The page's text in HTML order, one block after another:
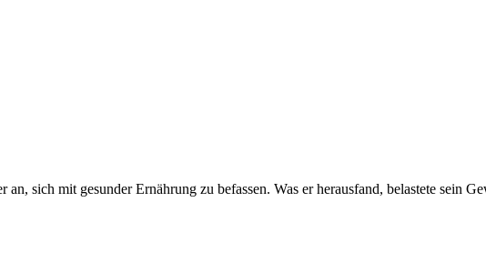
sich mit gesunder Ernährung zu befassen. Was er herausfand, belastete sein